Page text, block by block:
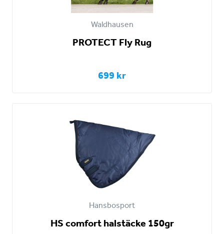
Waldhausen
PROTECT Fly Rug
699 kr
Hansbosport
HS comfort halstäcke 150gr